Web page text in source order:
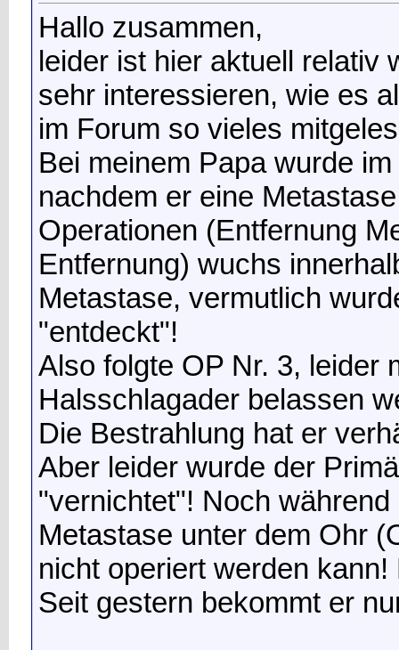
Hallo zusammen,
leider ist hier aktuell relativ
sehr interessieren, wie es
im Forum so vieles
Bei meinem Papa wurde
nachdem er eine
Operationen (Entfernung
Entfernung) wuchs
Metastase, vermutlich
"entdeckt"!
Also folgte OP Nr. 3, leider
Halsschlagader belassen
Die Bestrahlung hat er
Aber leider wurde der
"vernichtet"! Noch
Metastase unter dem Ohr
nicht operiert werden
Seit gestern bekommt er